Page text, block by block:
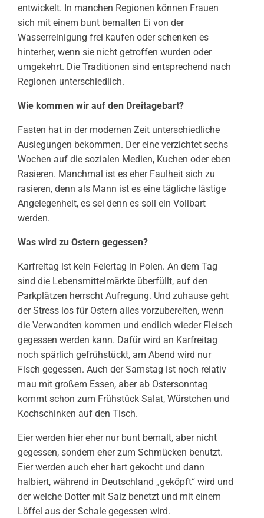
entwickelt. In manchen Regionen können Frauen
sich mit einem bunt bemalten Ei von der
Wasserreinigung frei kaufen oder schenken es
hinterher, wenn sie nicht getroffen wurden oder
umgekehrt. Die Traditionen sind entsprechend nach
Regionen unterschiedlich.
Wie kommen wir auf den Dreitagebart?
Fasten hat in der modernen Zeit unterschiedliche
Auslegungen bekommen. Der eine verzichtet sechs
Wochen auf die sozialen Medien, Kuchen oder eben
Rasieren. Manchmal ist es eher Faulheit sich zu
rasieren, denn als Mann ist es eine tägliche lästige
Angelegenheit, es sei denn es soll ein Vollbart
werden.
Was wird zu Ostern gegessen?
Karfreitag ist kein Feiertag in Polen. An dem Tag
sind die Lebensmittelmärkte überfüllt, auf den
Parkplätzen herrscht Aufregung. Und zuhause geht
der Stress los für Ostern alles vorzubereiten, wenn
die Verwandten kommen und endlich wieder Fleisch
gegessen werden kann. Dafür wird an Karfreitag
noch spärlich gefrühstückt, am Abend wird nur
Fisch gegessen. Auch der Samstag ist noch relativ
mau mit großem Essen, aber ab Ostersonntag
kommt schon zum Frühstück Salat, Würstchen und
Kochschinken auf den Tisch.
Eier werden hier eher nur bunt bemalt, aber nicht
gegessen, sondern eher zum Schmücken benutzt.
Eier werden auch eher hart gekocht und dann
halbiert, während in Deutschland „geköpft“ wird und
der weiche Dotter mit Salz benetzt und mit einem
Löffel aus der Schale gegessen wird.